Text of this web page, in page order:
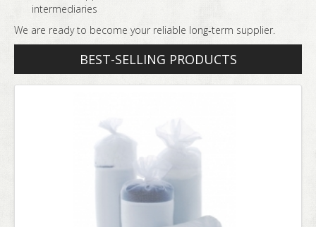
intermediaries
We are ready to become your reliable long‑term supplier.
BEST-SELLING PRODUCTS